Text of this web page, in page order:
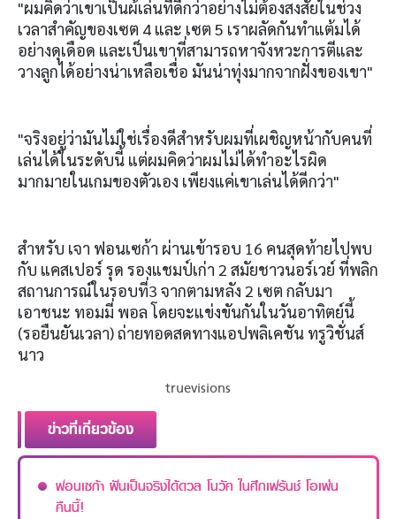
"ผมคิดว่าเขาเป็นผ้เล่นที่ดีกว่าอย่างไม่ต้องสงสัยในช่วง
เวลาสำคัญของเซต 4 และ เซต 5 เราผลัดกันทำแต้มได้
อย่างดุเดือด และเป็นเขาที่สามารถหาจังหวะการตีและ
วางลูกได้อย่างน่าเหลือเชื่อ มันน่าทุ่งมากจากฝั่งของเขา"
"จริงอยู่ว่ามันไม่ใช่เรื่องดีสำหรับผมที่เผชิญหน้ากับคนที่
เล่นได้ในระดับนี้ แต่ผมคิดว่าผมไม่ได้ทำอะไรผิด
มากมายในเกมของตัวเอง เพียงแค่เขาเล่นได้ดีกว่า"
สำหรับ เจา ฟอนเซก้า ผ่านเข้ารอบ 16 คนสุดท้ายไปพบ
กับ แคสเปอร์ รุด รองแชมป์เก่า 2 สมัยชาวนอร์เวย์ ที่พลิก
สถานการณ์ในรอบที่3 จากตามหลัง 2 เซต กลับมา
เอาชนะ ทอมมี่ พอล โดยจะแข่งขันกันในวันอาทิตย์นี้
(รอยืนยันเวลา) ถ่ายทอดสดทางแอปพลิเคชัน ทรูวิชั่นส์
นาว
truevisions
ข่าวที่เกี่ยวข้อง
ฟอนเซก้า ฝันเป็นจริงได้ดวล โนวัค ในศึกเฟร้นช์ โอเพ่น
คืนนี้!